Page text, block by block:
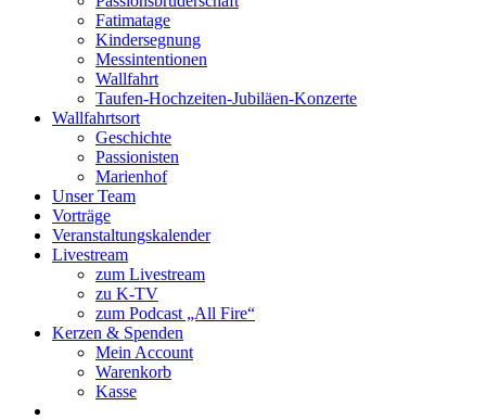
Fatimatage
Kindersegnung
Messintentionen
Wallfahrt
Taufen-Hochzeiten-Jubiläen-Konzerte
Wallfahrtsort
Geschichte
Passionisten
Marienhof
Unser Team
Vorträge
Veranstaltungskalender
Livestream
zum Livestream
zu K-TV
zum Podcast „All Fire“
Kerzen & Spenden
Mein Account
Warenkorb
Kasse